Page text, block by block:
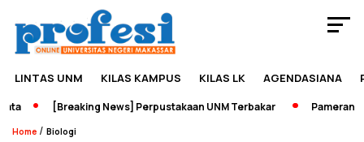
LINTAS UNM KILAS KAMPUS KILAS LK AGENDASIANA
[Breaking News] Perpustakaan UNM Terbakar Pameran
Home / Biologi